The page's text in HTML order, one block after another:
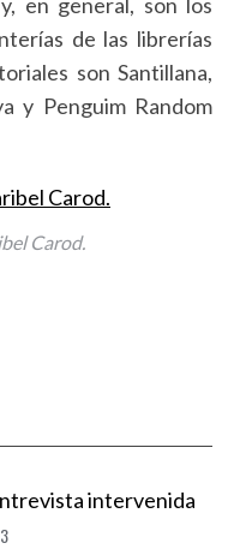
de las librerías
son Santillana,
y Penguim Random
Carod.